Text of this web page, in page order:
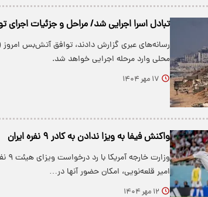
تبادل اسرا اجرایی شد/ مراحل و جزئیات اجرای
محلی وارد مرحله اجرایی خواهد شد.
۱۷ مهر ۱۴۰۴
واکنش فیفا به ویزا ندادن به کادر ۹ نفره ایران
امیر قلعه‌نویی، امکان حضور آنها در…
۱۲ مهر ۱۴۰۴